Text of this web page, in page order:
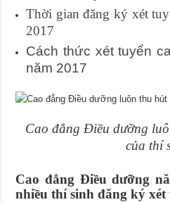
Thời gian đăng ký xét
2017
Cách thức xét tuyển
năm 2017
Cao đẳng Điều dưỡng
của thí
Cao đẳng Điều dưỡng
nhiều thí sinh đăng ký xét